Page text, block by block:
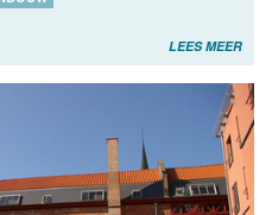
LEES MEER